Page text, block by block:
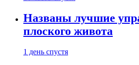
Названы лучшие
плоского живота
1 день спустя